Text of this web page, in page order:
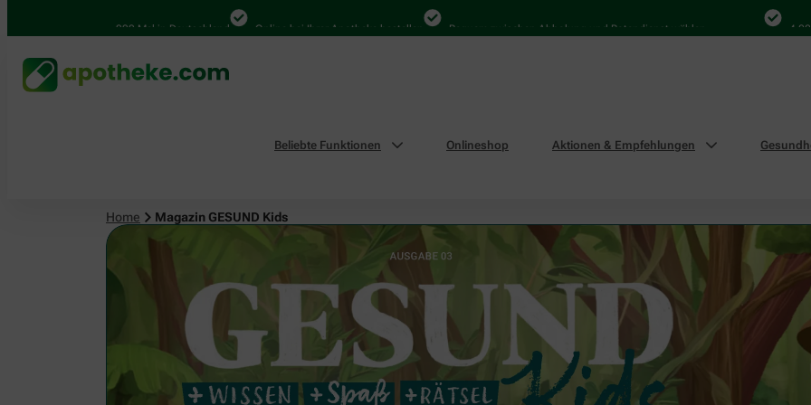
4.000 Mal in Deutschland Online bei Ihrer Apotheke bestellen Bequem zwischen Abholung und Botendienst wählen 4.000 Mal in
Beliebte Funktionen Onlineshop Aktionen & Empfehlungen
Home Magazin GESUND Kids